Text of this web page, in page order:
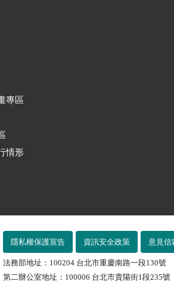
專區
情形
隱私權保護宣告 資訊安全政策 意見信
法務部地址：100204 台北市重慶南路一段130號
第二辦公室地址：100006 台北市貴陽街1段235